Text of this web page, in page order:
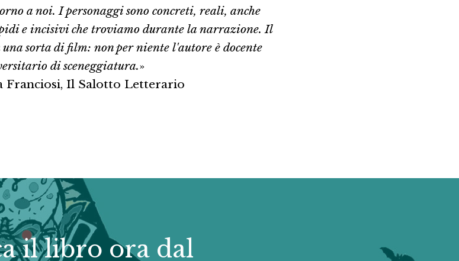
a noi. I personaggi sono concreti, reali, anche
e incisivi che troviamo durante la narrazione. Il
sorta di film: non per niente l'autore è docente
di sceneggiatura.»
Franciosi, Il Salotto Letterario
il libro ora dal